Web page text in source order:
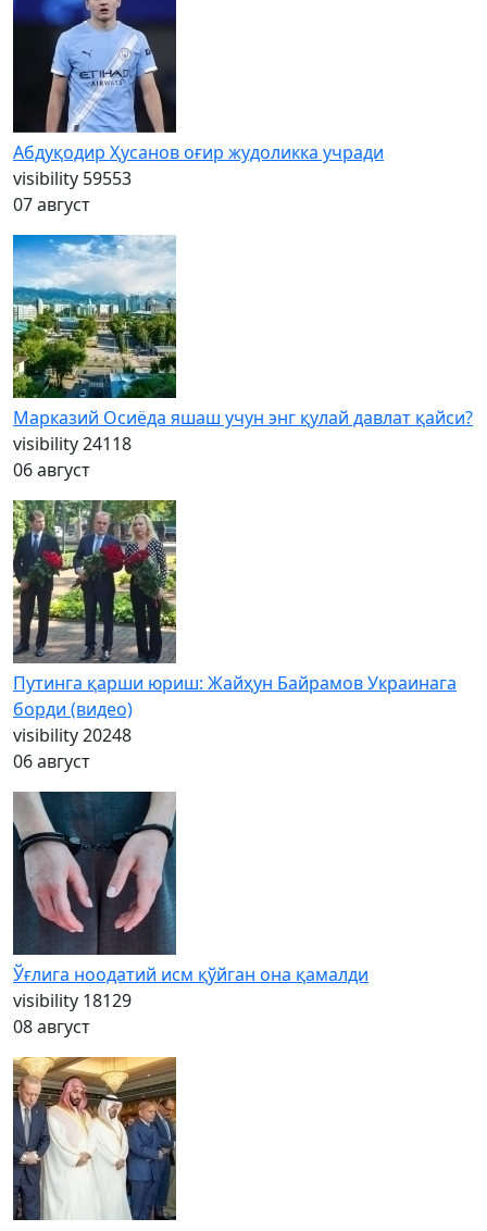
Абдуқодир Ҳусанов оғир жудоликка учради
visibility 59553
07 август
Марказий Осиёда яшаш учун энг қулай давлат қайси?
visibility24118
06 август
Путинга қарши юриш: Жайҳун Байрамов Украинага
борди (видео)
visibility20248
06 август
Ўғлига ноодатий исм қўйган она қамалди
visibility 18129
08 август